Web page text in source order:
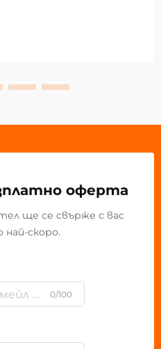
оферта
ще се свърже с вас
най-скоро.
0/100